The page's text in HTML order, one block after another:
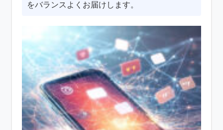
をバランスよくお届けします。